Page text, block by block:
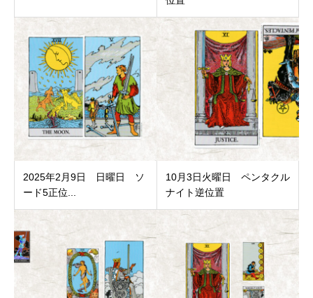
2025年2月9日 日曜日 ソ
ード5正位...
10月3日火曜日 ペンタクル
ナイト逆位置